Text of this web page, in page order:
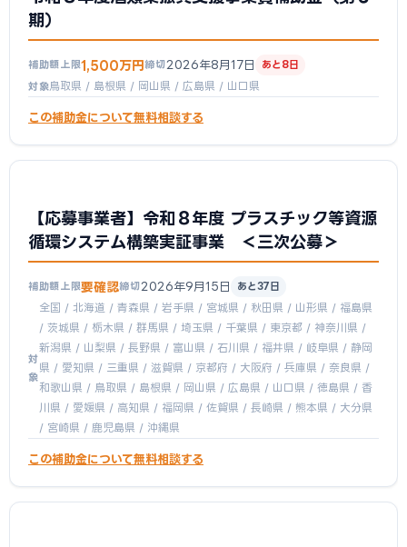
期）
補助額上限1,500万円締切 2026年8月17日
あと8日
対象鳥取県 / 島根県 / 岡山県 / 広島県 / 山口県
この補助金について無料相談する
【応募事業者】令和８年度 プラスチック等資源
循環システム構築実証事業 ＜三次公募＞
補助額上限要確認締切 2026年9月15日 あと37日
対
象
全国 / 北海道 / 青森県 / 岩手県 / 宮城県 / 秋田県 / 山形県 / 福島県
/ 茨城県 / 栃木県 / 群馬県 / 埼玉県 / 千葉県 / 東京都 / 神奈川県 /
新潟県 / 山梨県 / 長野県 / 富山県 / 石川県 / 福井県 / 岐阜県 / 静岡
県 / 愛知県 / 三重県 / 滋賀県 / 京都府 / 大阪府 / 兵庫県 / 奈良県 /
和歌山県 / 鳥取県 / 島根県 / 岡山県 / 広島県 / 山口県 / 徳島県 / 香
川県 / 愛媛県 / 高知県 / 福岡県 / 佐賀県 / 長崎県 / 熊本県 / 大分県
/ 宮崎県 / 鹿児島県 / 沖縄県
この補助金について無料相談する